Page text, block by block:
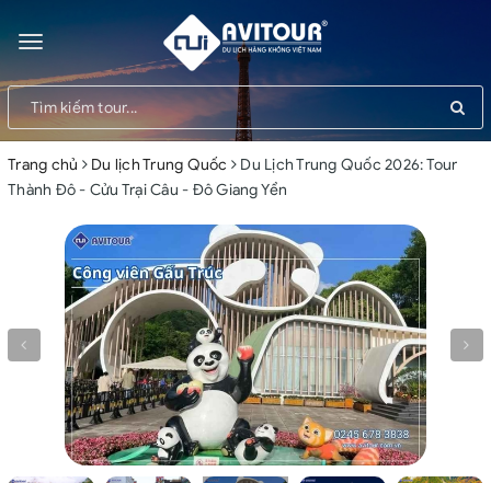
Toggle
navigation
Trang chủ Du lịch Trung Quốc
Du Lịch Trung Quốc 2026: Tour
Thành Đô - Cửu Trại Câu - Đô Giang Yển